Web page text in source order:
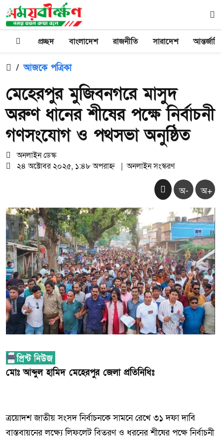
প্রচ্ছদ বাংলাদেশ রাজনীতি সারাদেশ
/ আজকে পত্রিকা
মেহেরপুর মুজিবনগরে মাসুদ
অরুণ ধানের শীষের পক্ষে নির্বাচনী
গণসংযোগ ও পথসভা অনুষ্ঠিত
অনলাইন ডেস্ক
২৪ অক্টোবর ২০২৫, ১:৪৮ অপরাহ্ন | অনলাইন সংস্করণ
অ- অ+
মোঃ আব্দুল হামিদ মেহেরপুর জেলা প্রতিনিধিঃ
ত্রয়োদশ জাতীয় সংসদ নির্বাচনকে সামনে রেখে ৩১ দফা দাবি
বাস্তবায়নের লক্ষ্যে লিফলেট বিতরণ ও ধরনের শীষের পক্ষে নির্বাচনী